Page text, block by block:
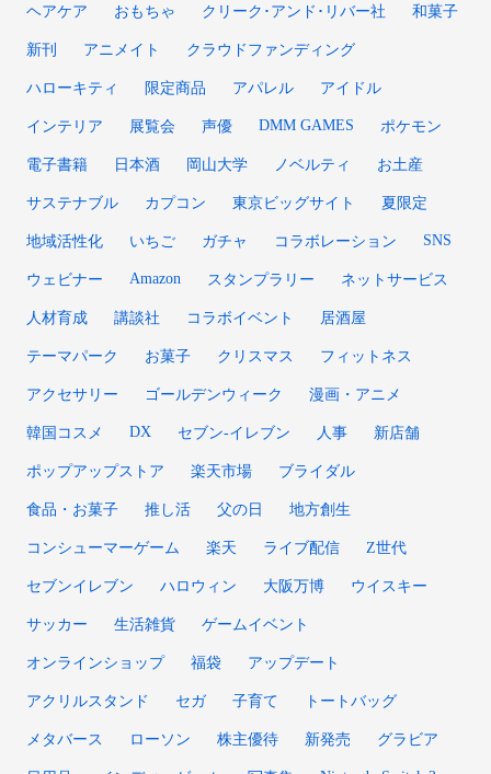
ヘアケア おもちゃ クリーク･アンド･リバー社 和菓子
新刊 アニメイト クラウドファンディング
ハローキティ 限定商品 アパレル アイドル
インテリア 展覧会 声優 DMM GAMES ポケモン
電子書籍 日本酒 岡山大学 ノベルティ お土産
サステナブル カプコン 東京ビッグサイト 夏限定
地域活性化 いちご ガチャ コラボレーション SNS
ウェビナー Amazon スタンプラリー ネットサービス
人材育成 講談社 コラボイベント 居酒屋
テーマパーク お菓子 クリスマス フィットネス
アクセサリー ゴールデンウィーク 漫画・アニメ
韓国コスメ DX セブン‐イレブン 人事 新店舗
ポップアップストア 楽天市場 ブライダル
食品・お菓子 推し活 父の日 地方創生
コンシューマーゲーム 楽天 ライブ配信 Z世代
セブンイレブン ハロウィン 大阪万博 ウイスキー
サッカー 生活雑貨 ゲームイベント
オンラインショップ 福袋 アップデート
アクリルスタンド セガ 子育て トートバッグ
メタバース ローソン 株主優待 新発売 グラビア